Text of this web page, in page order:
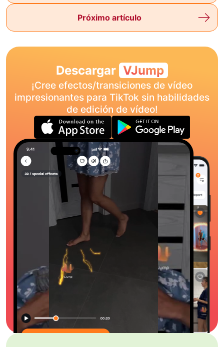
Próximo artículo
Descargar VJump
¡Cree efectos/transiciones de vídeo
impresionantes para TikTok sin habilidades
de edición de vídeo!